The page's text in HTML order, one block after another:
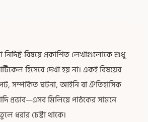
বিষয়ে প্রকাশিত লেখাগুলোকে শুধু
হিসেবে দেখা হয় না। একই বিষয়ের
সম্পর্কিত ঘটনা, আইনি বা ঐতিহাসিক
প্রভাব—এসব মিলিয়ে পাঠকের সামনে
ধরার চেষ্টা থাকে।